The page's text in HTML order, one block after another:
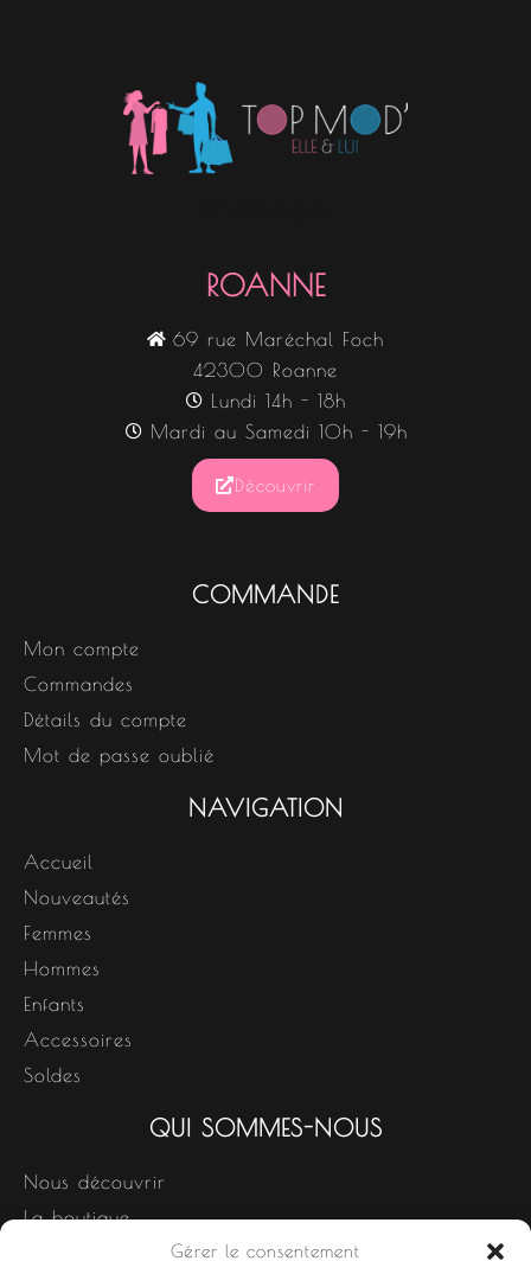
Gérer le consentement
ROANNE
69 rue Maréchal Foch
42300 Roanne
Lundi 14h - 18h
Mardi au Samedi 10h - 19h
Découvrir
COMMANDE
Mon compte
Commandes
Détails du compte
Mot de passe oublié
NAVIGATION
Accueil
Nouveautés
Femmes
Hommes
Enfants
Accessoires
Soldes
QUI SOMMES-NOUS
Nous découvrir
La boutique